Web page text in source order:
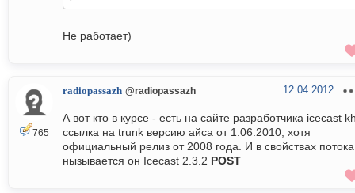
Не работает)
765
radiopassazh @radiopassazh 12.04.2012
А вот кто в курсе - есть на сайте разработчика icecast
ссылка на trunk версию айса от 1.06.2010, хотя
официальный релиз от 2008 года. И в свойствах потока
нызывается он Icecast 2.3.2 POST